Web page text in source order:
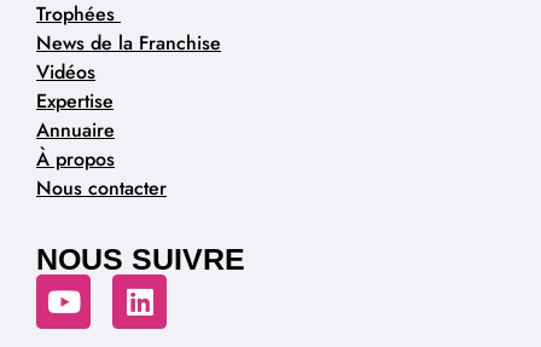
Trophées
News de la Franchise
Vidéos
Expertise
Annuaire
À propos
Nous contacter
NOUS SUIVRE